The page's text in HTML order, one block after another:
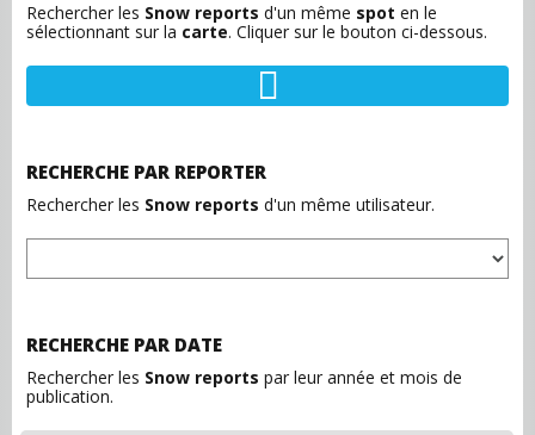
Rechercher les Snow reports d'un même spot en le
sélectionnant sur la carte. Cliquer sur le bouton ci-dessous.
RECHERCHE PAR REPORTER
Rechercher les Snow reports d'un même utilisateur.
RECHERCHE PAR DATE
Rechercher les Snow reports par leur année et mois de
publication.